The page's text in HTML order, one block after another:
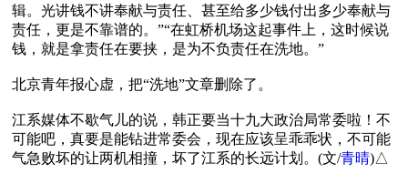
辑。光讲钱不讲奉献与责任、甚至给多少钱付出多少奉献与
责任，更是不靠谱的。”“在虹桥机场这起事件上，这时候说
钱，就是拿责任在要挟，是为不负责任在洗地。”
北京青年报心虚，把“洗地”文章删除了。
江系媒体不歇气儿的说，韩正要当十九大政治局常委啦！不
可能吧，真要是能钻进常委会，现在应该呈乖乖状，不可能
气急败坏的让两机相撞，坏了江系的长远计划。(文/青晴